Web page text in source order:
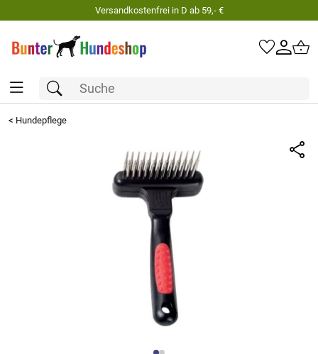
Versandkostenfrei in D ab 59,- €
< Hundepflege